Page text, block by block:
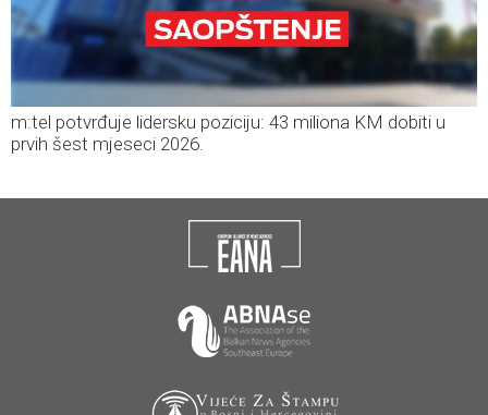
m:tel potvrđuje lidersku poziciju: 43 miliona KM dobiti u
prvih šest mjeseci 2026.